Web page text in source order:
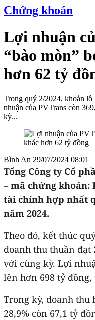
Chứng khoán
Lợi nhuận
“bào mòn”
hơn 62 tỷ
Trong quý 2/2024, khoản
nhuận của PVTrans còn
kỳ...
Bình An 29/07/2024 08:01
Tổng Công ty Cổ
– mã chứng khoán:
tài chính hợp nhất
năm 2024.
Theo đó, kết thúc
doanh thu thuần đạt
với cùng kỳ. Lợi
lên hơn 698 tỷ đồng,
Trong kỳ, doanh thu
28,9% còn 67,1 tỷ